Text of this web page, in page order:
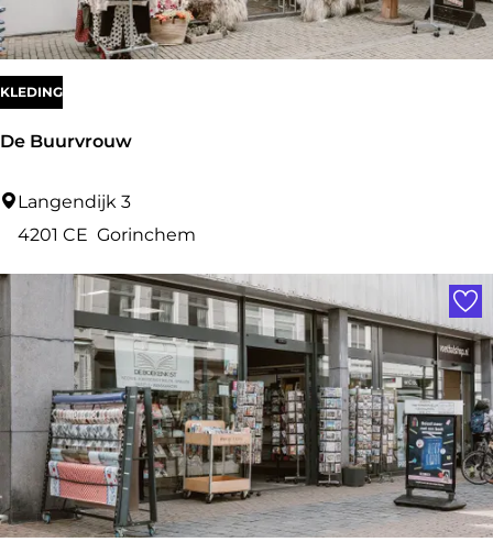
P
T
I
X
De Buurvrouw
D
u
v
r
u
w
Langendijk 3
4201 CE Gorinchem
KLEDING